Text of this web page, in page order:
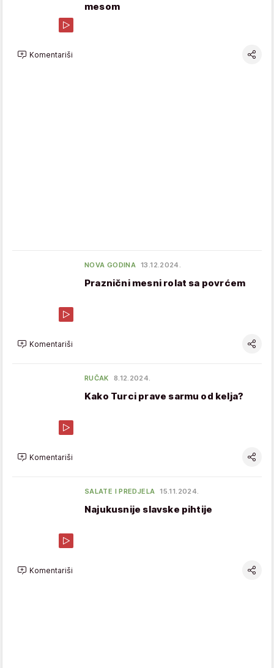
mesom
Komentariši
NOVA GODINA 13.12.2024.
Praznični mesni rolat sa povrćem
Komentariši
RUČAK 8.12.2024.
Kako Turci prave sarmu od kelja?
Komentariši
SALATE I PREDJELA 15.11.2024.
Najukusnije slavske pihtije
Komentariši